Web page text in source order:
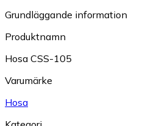
Grundläggande information
Produktnamn
Hosa CSS-105
Varumärke
Hosa